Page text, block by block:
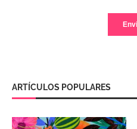
ARTÍCULOS POPULARES